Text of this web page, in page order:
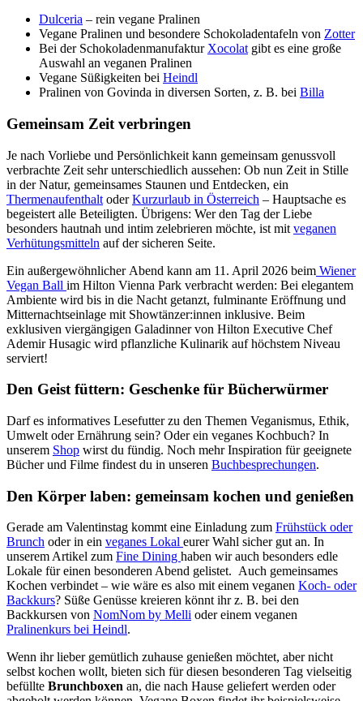
Dulceria – rein vegane Pralinen
Vegane Pralinen und besondere Schokoladentafeln von Zotter
Bei der Schokoladenmanufaktur Xocolat gibt es eine große
Auswahl an veganen Pralinen
Vegane Süßigkeiten bei Heindl
Pralinen von Govinda in diversen Sorten, z. B. bei Billa
Gemeinsam Zeit verbringen
Je nach Vorliebe und Persönlichkeit kann gemeinsam genussvoll
verbrachte Zeit sehr unterschiedlich aussehen: Ob nun Zeit in Stille
in der Natur, gemeinsames Staunen und Entdecken, ein
Thermenaufenthalt oderKurzurlaub in Österreich – Hauptsache es
begeistert alle Beteiligten. Übrigens: Wer den Tag der Liebe
besonders hautnah und intim zelebrieren möchte, ist mit veganen
Verhütungsmitteln auf der sicheren Seite.
Ein außergewöhnlicher Abend kann am 11. April 2026 beim Wiener
Vegan Ball im Hilton Vienna Park verbracht werden: Bei elegantem
Ambiente wird bis in die Nacht getanzt, fulminante Eröffnung und
Mitternachtseinlage mit Showtänzer:innen inklusive. Beim
exklusiven viergängigen Galadinner von Hilton Executive Chef
Ademir Husagic wird pflanzliche Kulinarik auf höchstem Niveau
serviert!
Den Geist füttern: Geschenke für Bücherwürmer
Darf es informatives Lesefutter zu den Themen Veganismus, Ethik,
Umwelt oder Ernährung sein? Oder ein veganes Kochbuch? In
unserem Shop wirst du fündig. Noch mehr Inspiration für geeignete
Bücher und Filme findest du in unseren Buchbesprechungen.
Den Körper laben: gemeinsam kochen und genießen
Gerade am Valentinstag kommt eine Einladung zum Frühstück oder
Brunch oder in ein veganes Lokal eurer Wahl sicher gut an. In
unserem Artikel zum Fine Dining haben wir auch besonders edle
Lokale für einen besonderen Abend gelistet. Auch gemeinsames
Kochen verbindet – wie wäre es also mit einem veganen Koch- oder
Backkurs? Süße Genüsse kreieren könnt ihr z. B. bei den
Backkursen von NomNom by Melli oder einem veganen
Pralinenkurs bei Heindl.
Wenn ihr lieber gemütlich zuhause genießen möchtet, aber nicht
selbst kochen wollt, bieten sich für diesen besonderen Tag vielseitig
befüllte Brunchboxen an, die nach Hause geliefert werden oder